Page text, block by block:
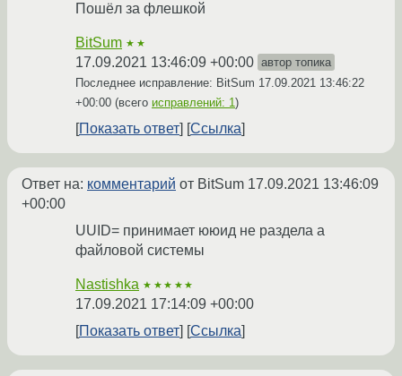
Пошёл за флешкой
BitSum ★★
17.09.2021 13:46:09 +00:00 автор топика
Последнее исправление: BitSum 17.09.2021 13:46:22
+00:00 (всего исправлений: 1)
Показать ответ Ссылка
Ответ на: комментарий от BitSum 17.09.2021 13:46:09
+00:00
UUID= принимает ююид не раздела а
файловой системы
Nastishka ★★★★★
17.09.2021 17:14:09 +00:00
Показать ответ
Ссылка